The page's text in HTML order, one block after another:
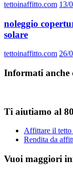
tettoinaffitto.com 13/
noleggio
solare
tettoinaffitto.com 26/
Informati anche
Ti aiutiamo al
Affittare il tetto
Rendita da
Vuoi maggiori